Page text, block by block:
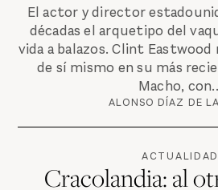
El actor y director
décadas el arquetipo del
vida a balazos. Clint
de sí mismo en su más
Macho,
ALONSO DÍAZ DE
ACTUALIDAD
Cracolandia: al